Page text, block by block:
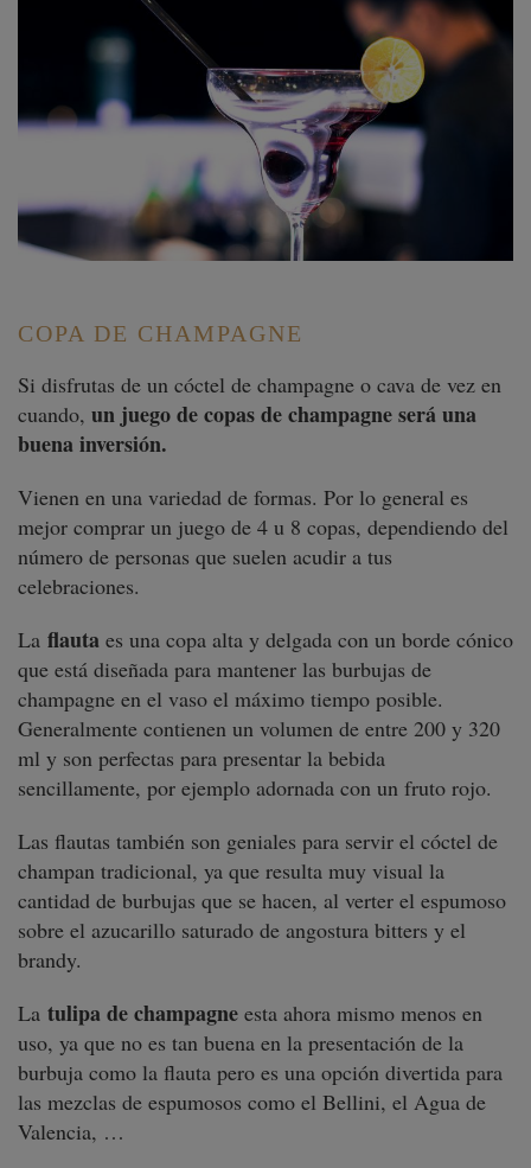
COPA DE CHAMPAGNE
Si disfrutas de un cóctel de champagne o cava de vez en
cuando, un juego de copas de champagne será una
buena inversión.
Vienen en una variedad de formas. Por lo general es
mejor comprar un juego de 4 u 8 copas, dependiendo del
número de personas que suelen acudir a tus
celebraciones.
La flauta es una copa alta y delgada con un borde cónico
que está diseñada para mantener las burbujas de
champagne en el vaso el máximo tiempo posible.
Generalmente contienen un volumen de entre 200 y 320
ml y son perfectas para presentar la bebida
sencillamente, por ejemplo adornada con un fruto rojo.
Las flautas también son geniales para servir el cóctel de
champan tradicional, ya que resulta muy visual la
cantidad de burbujas que se hacen, al verter el espumoso
sobre el azucarillo saturado de angostura bitters y el
brandy.
La tulipa de champagne esta ahora mismo menos en
uso, ya que no es tan buena en la presentación de la
burbuja como la flauta pero es una opción divertida para
las mezclas de espumosos como el Bellini, el Agua de
Valencia, …